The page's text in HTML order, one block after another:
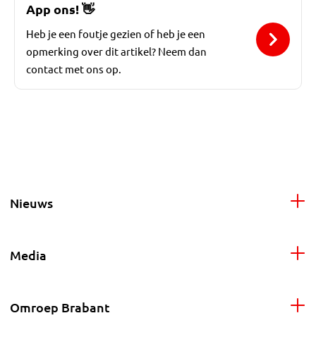
App ons!👋
Heb je een foutje gezien of heb je een
opmerking over dit artikel? Neem dan
contact met ons op.
Nieuws
Media
Omroep Brabant